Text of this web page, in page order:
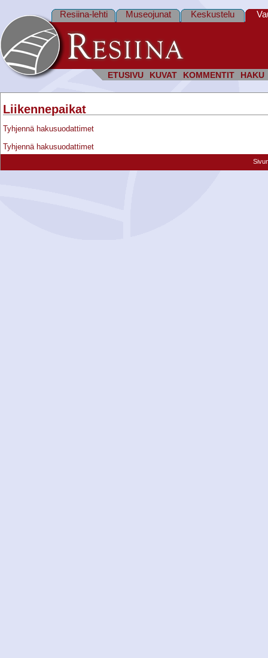
ETUSIVU KUVAT KOMMENTIT HAKU
Resiina-lehti Museojunat Keskustelu
Liikennepaikat
Tyhjennä hakusuodattimet
Tyhjennä hakusuodattimet